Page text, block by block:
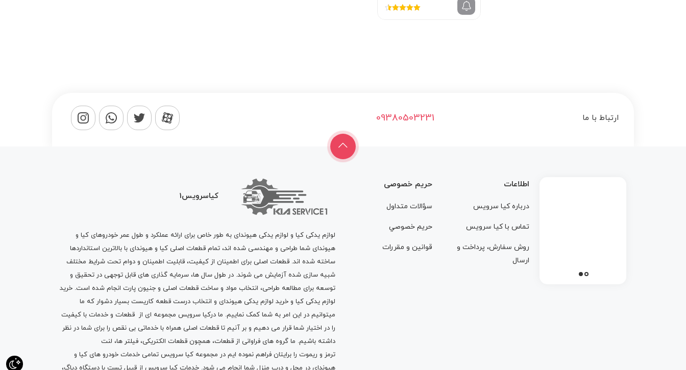
ارتباط با ما 09380503231
اطلاعات
درباره کيا سرويس
تماس با کيا سرويس
روش سفارش، پرداخت و
ارسال
حریم خصوصی
سؤالات متداول
حريم خصوصي
قوانين و مقررات
کیاسرویس1
لوازم یدکی کیا و لوازم یدکی هیوندای به طور خاص برای ارائه عملکرد و طول عمر خودروهای کیا و
هیوندای شما طراحی و مهندسی شده اند، تمام قطعات اصلی کیا و هیوندای با بالاترین استانداردها
ساخته شده اند. قطعات اصلی برای اطمینان از کیفیت، قابلیت اطمینان و دوام تحت شرایط مختلف
شبیه سازی شده آزمایش می شوند. در طول سال ها، سرمایه گذاری های قابل توجهی در تحقیق و
توسعه برای مطالعه طراحی، انتخاب مواد و ساخت قطعات اصلی و جنیون پارت انجام شده است. خرید
لوازم یدکی کیا و خرید لوازم یدکی هیوندای و انتخاب درست قطعه کاریست بسیار دشوار که ما
میتوانیم در این امر به شما کمک نماییم. ما درکیا سرویس مجموعه ای از قطعات و خدمات با کیفیت
را در اختیار شما قرار می دهیم و بر آنیم تا قطعات اصلی همراه با خدماتی بی نقص را برای شما در نظر
داشته باشیم. ما گروه های فراوانی از قطعات، همچون قطعات الکتریکی، فیلتر ها، لنت
ترمز و ریموت را برایتان فراهم نموده ایم در مجموعه کیا سرویس تمامی خدمات خودرو های کیا و
هیوندای در محل و درب منزل شما انجام می شود. خدمات کیا سرویس از قبیل تست با دستگاه دیاگ،